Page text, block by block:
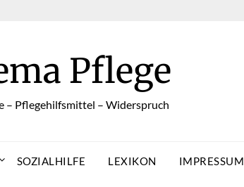
Pflege
– Pflegehilfsmittel – Widerspruch
SOZIALHILFE LEXIKON IMPRESSUM